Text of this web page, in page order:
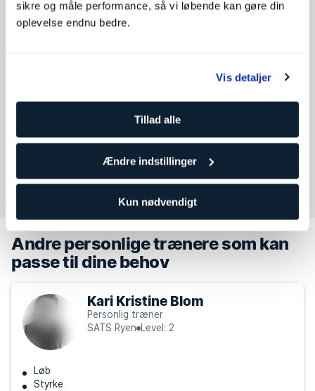
sikre og måle performance, så vi løbende kan gøre din
oplevelse endnu bedre.
Vis detaljer
Tillad alle
Ændre indstillinger
Kun nødvendigt
Tirsdag
06:00 - 22:00
06:00 - 21:00
Lørdag
08:00 - 18:00
Kontakt Bernt Lund
Andre personlige trænere som kan
passe til dine behov
Kari Kristine Blom
Personlig træner
SATS Ryen
Level: 2
Løb
Styrke